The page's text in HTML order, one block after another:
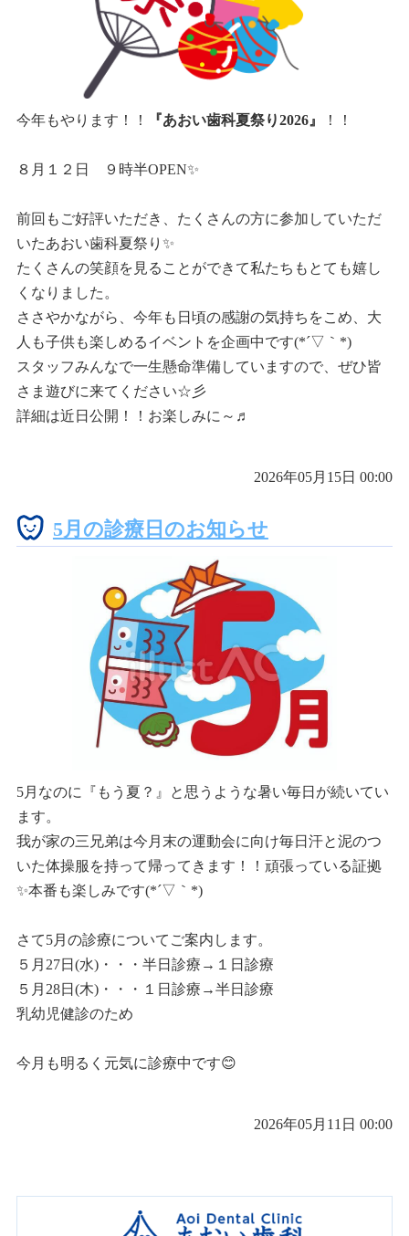
今年もやります！！ 『あおい歯科夏祭り2026』 ！！
８月１２日 ９時半OPEN✨
前回もご好評いただき、たくさんの方に参加していただ
いたあおい歯科夏祭り✨
たくさんの笑顔を見ることができて私たちもとても嬉し
くなりました。
ささやかながら、今年も日頃の感謝の気持ちをこめ、大
人も子供も楽しめるイベントを企画中です(*´▽｀*)
スタッフみんなで一生懸命準備していますので、ぜひ皆
さま遊びに来てください☆彡
詳細は近日公開！！お楽しみに～♬
2026年05月15日 00:00
5月の診療日のお知らせ
5月なのに『もう夏？』と思うような暑い毎日が続いてい
ます。
我が家の三兄弟は今月末の運動会に向け毎日汗と泥のつ
いた体操服を持って帰ってきます！！頑張っている証拠
✨本番も楽しみです(*´▽｀*)
さて5月の診療についてご案内します。
５月27日(水)・・・半日診療→１日診療
５月28日(木)・・・１日診療→半日診療
乳幼児健診のため
今月も明るく元気に診療中です😊
2026年05月11日 00:00